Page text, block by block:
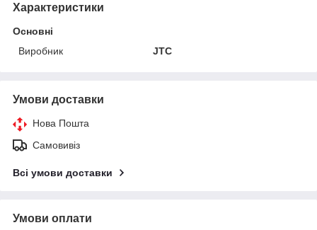
Характеристики
Основні
Виробник
JTC
Умови доставки
Нова Пошта
Самовивіз
Всі умови доставки
Умови оплати